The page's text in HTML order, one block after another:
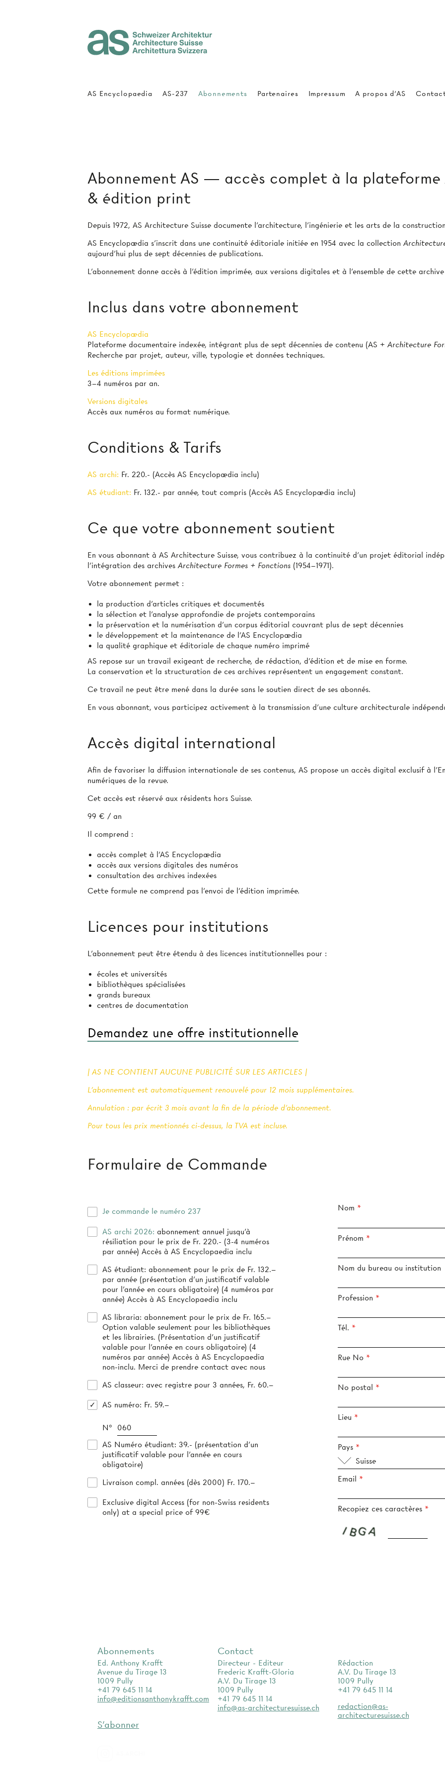
Abonnement AS — accès complet à la plateforme
& édition print
Depuis 1972, AS Architecture Suisse documente l’architecture, l’ingénierie et les arts de la
AS Encyclopædia s’inscrit dans une continuité éditoriale initiée en 1954 avec la collection
aujourd’hui plus de sept décennies de publications.
L’abonnement donne accès à l'édition imprimée, aux versions digitales et à l’ensemble de cette
Inclus dans votre abonnement
AS Encyclopædia
Plateforme documentaire indexée, intégrant plus de sept décennies de contenu (AS + Architecture
Recherche par projet, auteur, ville, typologie et données techniques.
Les éditions imprimées
3–4 numéros par an.
Versions digitales
Accès aux numéros au format numérique.
Conditions & Tarifs
AS archi: Fr. 220.- (Accès AS Encyclopædia inclu)
AS étudiant: Fr. 132.- par année, tout compris (Accès AS Encyclopædia inclu)
Ce que votre abonnement soutient
En vous abonnant à AS Architecture Suisse, vous contribuez à la continuité d’un projet éditorial
l’intégration des archives Architecture Formes + Fonctions (1954–1971).
Votre abonnement permet :
la production d'articles critiques et documentés
la sélection et l’analyse approfondie de projets contemporains
la préservation et la numérisation d’un corpus éditorial couvrant plus de sept décennies
le développement et la maintenance de l’AS Encyclopædia
la qualité graphique et éditoriale de chaque numéro imprimé
AS repose sur un travail exigeant de recherche, de rédaction, d’édition et de mise en forme.
La conservation et la structuration de ces archives représentent un engagement constant.
Ce travail ne peut être mené dans la durée sans le soutien direct de ses abonnés.
En vous abonnant, vous participez activement à la transmission d’une culture architecturale
Accès digital international
Afin de favoriser la diffusion internationale de ses contenus, AS propose un accès digital exclusif à
numériques de la revue.
Cet accès est réservé aux résidents hors Suisse.
99 € / an
Il comprend :
accès complet à l’AS Encyclopædia
accès aux versions digitales des numéros
consultation des archives indexées
Cette formule ne comprend pas l’envoi de l'édition imprimée.
Licences pour institutions
L’abonnement peut être étendu à des licences institutionnelles pour :
écoles et universités
bibliothèques spécialisées
grands bureaux
centres de documentation
Demandez une offre institutionnelle
| AS NE CONTIENT AUCUNE PUBLICITÉ SUR LES ARTICLES |
L'abonnement est automatiquement renouvelé pour 12 mois supplémentaires.
Annulation : par écrit 3 mois avant la fin de la période d'abonnement.
Pour tous les prix mentionnés ci-dessus, la TVA est incluse.
Formulaire de Commande
Je commande le numéro 237
AS archi 2026: abonnement annuel jusqu’à
résiliation pour le prix de Fr. 220.- (3-4 numéros
par année) Accès à AS Encyclopaedia inclu
AS étudiant: abonnement pour le prix de Fr. 132.–
par année (présentation d’un justificatif valable
pour l’année en cours obligatoire) (4 numéros par
année) Accès à AS Encyclopaedia inclu
AS libraria: abonnement pour le prix de Fr. 165.–
Option valable seulement pour les bibliothèques
et les librairies. (Présentation d'un justificatif
valable pour l'année en cours obligatoire) (4
numéros par année) Accès à AS Encyclopaedia
non-inclu. Merci de prendre contact avec nous
AS classeur: avec registre pour 3 années, Fr. 60.–
AS numéro: Fr. 59.–
N°
AS Numéro étudiant: 39.- (présentation d’un
justificatif valable pour l’année en cours
obligatoire)
Livraison compl. années (dès 2000) Fr. 170.–
Exclusive digital Access (for non-Swiss residents
only) at a special price of 99€
Nom
Prénom
Nom du bureau ou institution
Profession
Tél.
Rue No
No postal
Lieu
Pays
Suisse
Email
Recopiez ces caractères
AS Encyclopaedia AS-237 Abonnements Partenaires Impressum A propos d'AS
Abonnements
Ed. Anthony Krafft
Avenue du Tirage 13
1009 Pully
+41 79 645 11 14
info@editionsanthonykrafft.com
S'abonner
Contact
Directeur - Editeur
Frederic Krafft-Gloria
A.V. Du Tirage 13
1009 Pully
+41 79 645 11 14
info@as-architecturesuisse.ch
Rédaction
A.V. Du Tirage 13
1009 Pully
+41 79 645 11 14
redaction@as-
architecturesuisse.ch